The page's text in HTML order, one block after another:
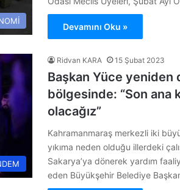
Devamını Oku »
Ridvan KARA 15 Şubat 2023
Başkan Yüce yeniden
bölgesinde: “Son ana
olacağız”
Kahramanmaraş merkezli iki
yıkıma neden olduğu illerdeki
Sakarya’ya dönerek yardım
eden Büyükşehir Belediye